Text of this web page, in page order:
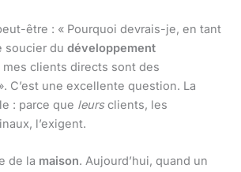
être : « Pourquoi devrais-je, en tant
soucier du développement
mes clients directs sont des
C’est une excellente question. La
: parce que leursclients, les
l’exigent.
de la maison. Aujourd’hui, quand un